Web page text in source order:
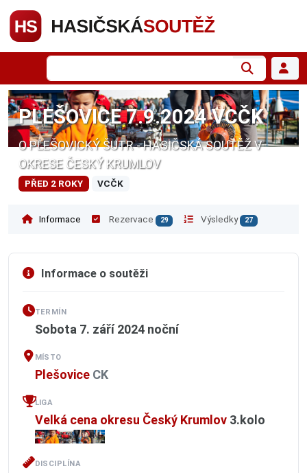
PLEŠOVICE 7.9.2024 VCČK
O PLEŠOVICKÝ ŠUTR - HASIČSKÁ SOUTĚŽ V
OKRESE ČESKÝ KRUMLOV
PŘED 2 ROKY VCČK
Informace Rezervace 29 Výsledky 27
Informace o soutěži
TERMÍN
Sobota 7. září 2024noční
MÍSTO
Plešovice CK
LIGA
Velká cena okresu Český Krumlov3.kolo
DISCIPLÍNA